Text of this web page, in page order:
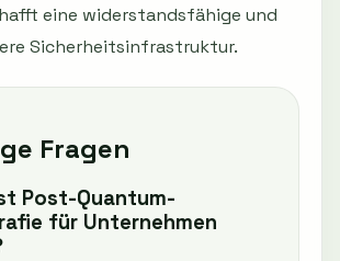
eine widerstandsfähige und
Sicherheitsinfrastruktur.
Fragen
Post-Quantum-
für Unternehmen